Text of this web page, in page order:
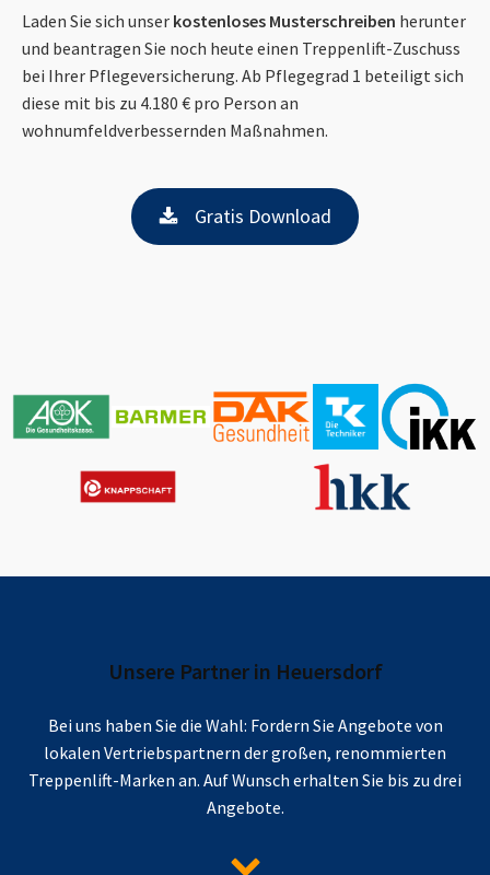
Laden Sie sich unser kostenloses Musterschreiben herunter
und beantragen Sie noch heute einen Treppenlift-Zuschuss
bei Ihrer Pflegeversicherung. Ab Pflegegrad 1 beteiligt sich
diese mit bis zu 4.180 € pro Person an
wohnumfeldverbessernden Maßnahmen.
Gratis Download
Unsere Partner in Heuersdorf
Bei uns haben Sie die Wahl: Fordern Sie Angebote von
lokalen Vertriebspartnern der großen, renommierten
Treppenlift-Marken an. Auf Wunsch erhalten Sie bis zu drei
Angebote.